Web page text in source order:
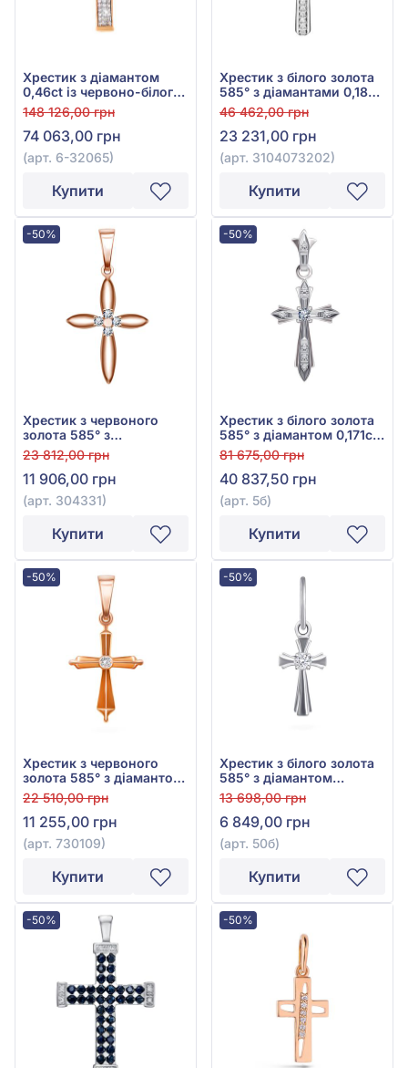
Хрестик з діамантом
0,46ct із червоно-білого
золота 585°, арт. 6-
32065
148 126,00 грн
74 063,00 грн
(арт. 6-32065)
Купити
Хрестик з білого золота
585° з діамантами 0,18ct,
арт. 3104073202
46 462,00 грн
23 231,00 грн
(арт. 3104073202)
Купити
-50%
Хрестик з червоного
золота 585° з
діамантами 0,052ct, арт.
304331
23 812,00 грн
11 906,00 грн
(арт. 304331)
Купити
-50%
Хрестик з білого золота
585° з діамантом 0,171ct,
арт. 5б
81 675,00 грн
40 837,50 грн
(арт. 5б)
Купити
-50%
Хрестик з червоного
золота 585° з діамантом
0,04ct, арт. 730109
22 510,00 грн
11 255,00 грн
(арт. 730109)
Купити
-50%
Хрестик з білого золота
585° з діамантом
0,028ct, арт. 50б
13 698,00 грн
6 849,00 грн
(арт. 50б)
Купити
-50% -50%